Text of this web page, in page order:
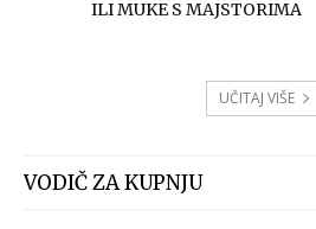
ILI MUKE S MAJSTORIMA
UČITAJ VIŠE
VODIČ ZA KUPNJU